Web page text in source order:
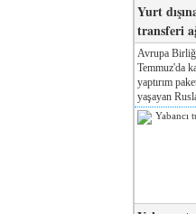
Yurt
transferi
Avrupa
Temmuz'da
yaptırım
yaşayan